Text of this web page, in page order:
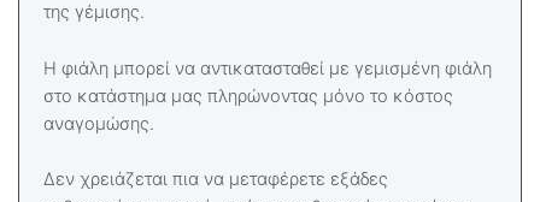
της γέμισης.
Η φιάλη μπορεί να αντικατασταθεί με γεμισμένη φιάλη
στο κατάστημα μας πληρώνοντας μόνο το κόστος
αναγομώσης.
Δεν χρειάζεται πια να μεταφέρετε εξάδες